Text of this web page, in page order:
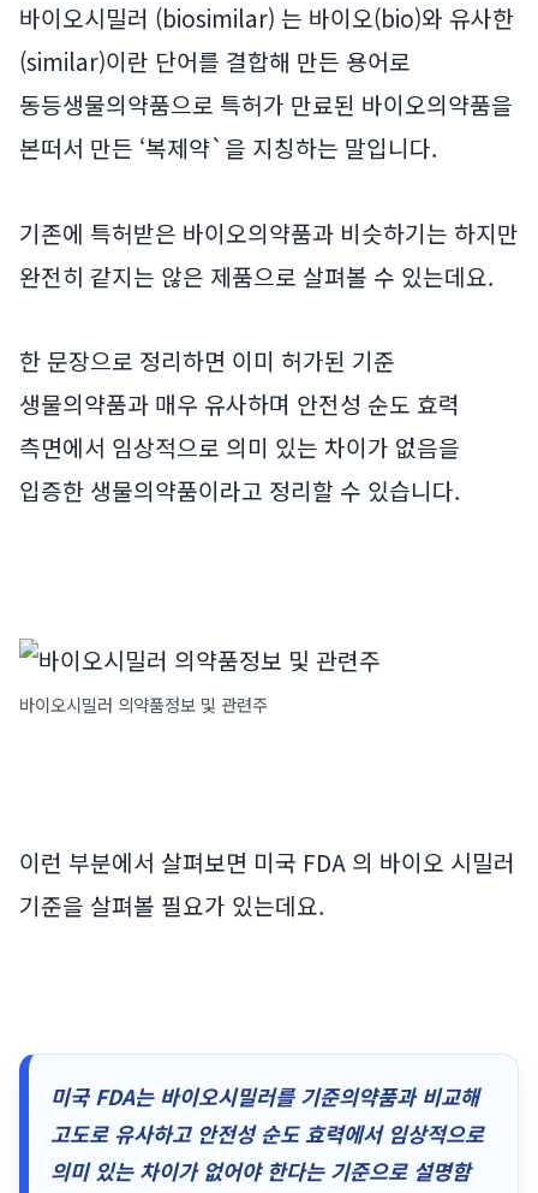
바이오시밀러 (biosimilar) 는 바이오(bio)와 유사한
(similar)이란 단어를 결합해 만든 용어로
동등생물의약품으로 특허가 만료된 바이오의약품을
본떠서 만든 ‘복제약`을 지칭하는 말입니다.
기존에 특허받은 바이오의약품과 비슷하기는 하지만
완전히 같지는 않은 제품으로 살펴볼 수 있는데요.
한 문장으로 정리하면 이미 허가된 기준
생물의약품과 매우 유사하며 안전성 순도 효력
측면에서 임상적으로 의미 있는 차이가 없음을
입증한 생물의약품이라고 정리할 수 있습니다.
바이오시밀러 의약품정보 및 관련주
이런 부분에서 살펴보면 미국 FDA 의 바이오 시밀러
기준을 살펴볼 필요가 있는데요.
미국 FDA는 바이오시밀러를 기준의약품과 비교해
고도로 유사하고 안전성 순도 효력에서 임상적으로
의미 있는 차이가 없어야 한다는 기준으로 설명함